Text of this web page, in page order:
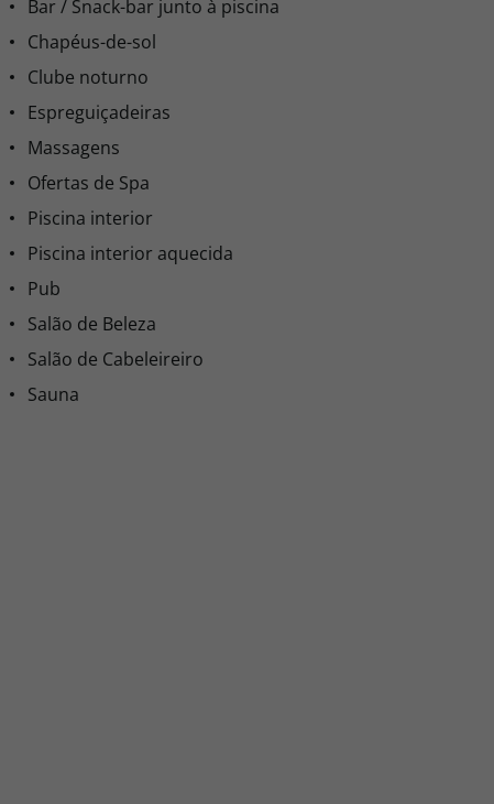
Bar / Snack-bar junto à piscina
Chapéus-de-sol
Clube noturno
Espreguiçadeiras
Massagens
Ofertas de Spa
Piscina interior
Piscina interior aquecida
Pub
Salão de Beleza
Salão de Cabeleireiro
Sauna